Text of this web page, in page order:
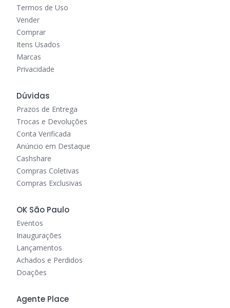
Termos de Uso
Vender
Comprar
Itens Usados
Marcas
Privacidade
Dúvidas
Prazos de Entrega
Trocas e Devoluções
Conta Verificada
Anúncio em Destaque
Cashshare
Compras Coletivas
Compras Exclusivas
OK São Paulo
Eventos
Inaugurações
Lançamentos
Achados e Perdidos
Doações
Agente Place